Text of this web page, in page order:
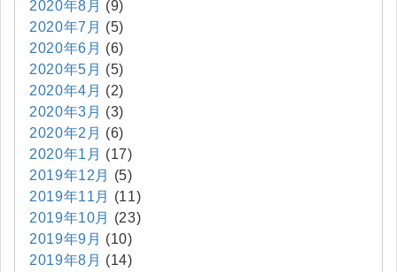
2020年8月 (9)
2020年7月 (5)
2020年6月 (6)
2020年5月 (5)
2020年4月 (2)
2020年3月 (3)
2020年2月 (6)
2020年1月 (17)
2019年12月
(5)
2019年11月
(11)
2019年10月
(23)
2019年9月 (10)
2019年8月 (14)